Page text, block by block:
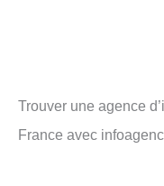
Trouver une agence
France avec